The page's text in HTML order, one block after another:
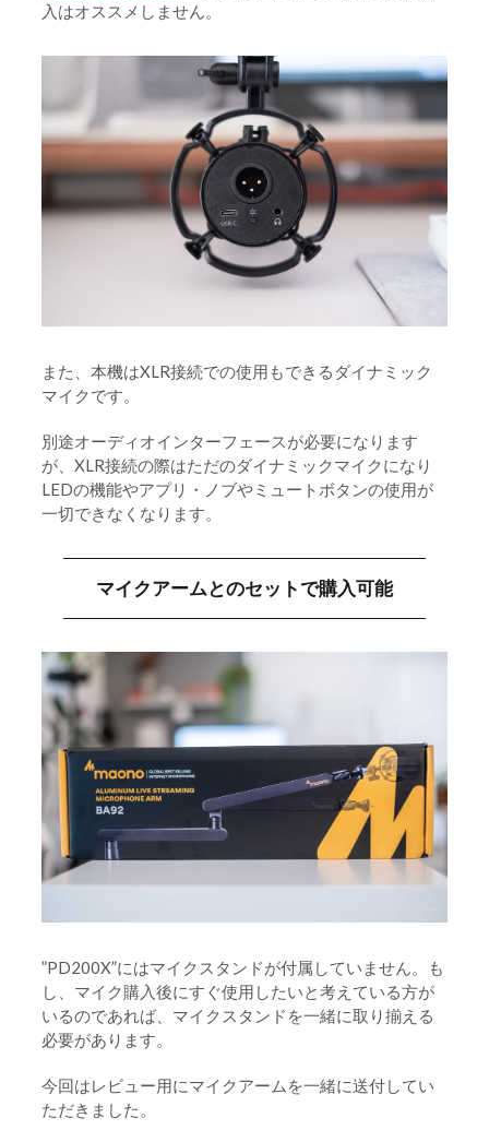
入はオススメしません。
また、本機はXLR接続での使用もできるダイナミック
マイクです。
別途オーディオインターフェースが必要になります
が、XLR接続の際はただのダイナミックマイクになり
LEDの機能やアプリ・ノブやミュートボタンの使用が
一切できなくなります。
マイクアームとのセットで購入可能
”PD200X”にはマイクスタンドが付属していません。も
し、マイク購入後にすぐ使用したいと考えている方が
いるのであれば、マイクスタンドを一緒に取り揃える
必要があります。
今回はレビュー用にマイクアームを一緒に送付してい
ただきました。